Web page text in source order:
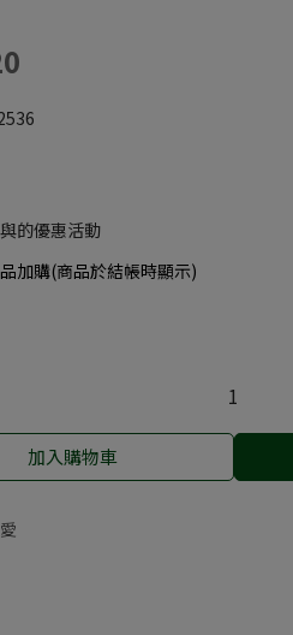
的優惠活動
加購(商品於結帳時顯示)
加入購物車